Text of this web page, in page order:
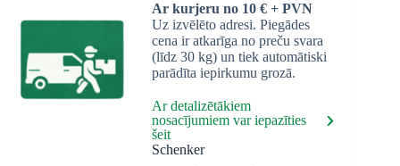
Ar kurjeru no 10 € + PVN
Uz izvēlēto adresi. Piegādes
cena ir atkarīga no preču svara
(līdz 30 kg) un tiek automātiski
parādīta iepirkumu grozā.
Ar detalizētākiem
nosacījumiem var iepazīties
šeit
Schenker